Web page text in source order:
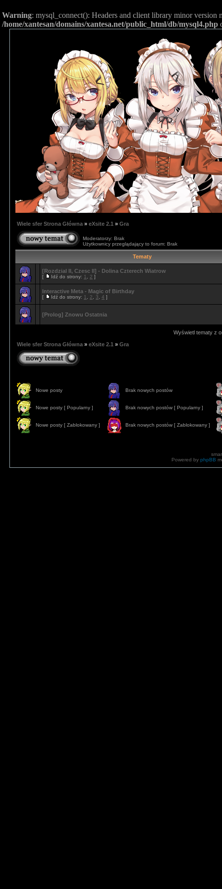
Warning: mysql_connect(): Headers and client library minor
/home/xantesan/domains/xantesa.net/public_html/db/mysql4.php
Wiele sfer Strona Główna » eXsite 2.1 » Gra
Moderatorzy: Brak
Użytkownicy przeglądający to forum: Brak
Tematy
[Rozdzial II, Czesc II] - Dolina Czterech Wiatrow
[ Idź do strony: 1 2 ]
Interactive Meta - Magic of Birthday
[ Idź do strony: 1 2 3 4 ]
[Prolog] Znowu Ostatnia
Wyświetl tematy z
Wiele sfer Strona Główna » eXsite 2.1 » Gra
Nowe posty Brak nowych postów
Nowe posty [ Popularny ] Brak nowych postów [ Popularny ]
Nowe posty [ Zablokowany ] Brak nowych postów [ Zablokowany ]
Powered by phpBB